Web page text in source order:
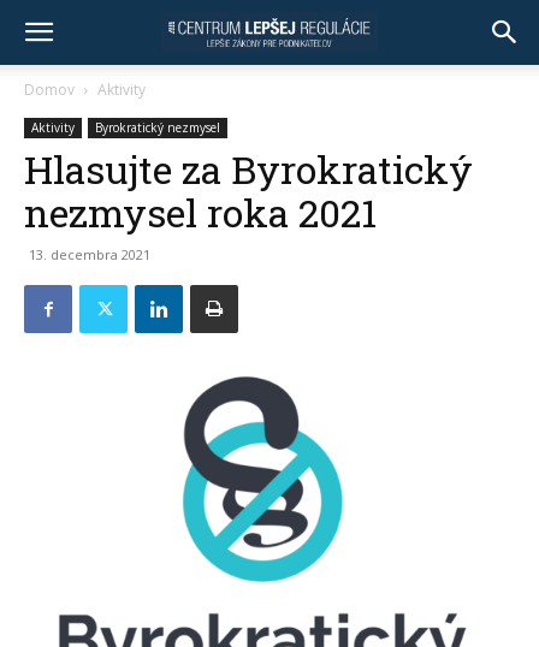
Domov Aktivity
Aktivity Byrokratický nezmysel
Hlasujte za Byrokratický
nezmysel roka 2021
13. decembra 2021